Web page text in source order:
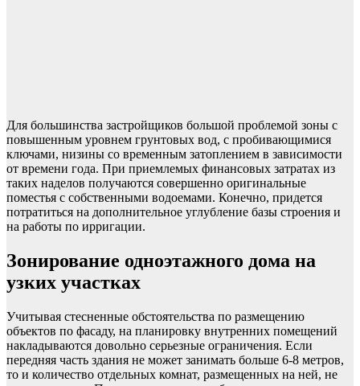
Для большинства застройщиков большой проблемой зоны с
повышенным уровнем грунтовых вод, с пробивающимися
ключами, низины со временным затоплением в зависимости
от времени года. При приемлемых финансовых затратах из
таких наделов получаются совершенно оригинальные
поместья с собственными водоемами. Конечно, придется
потратиться на дополнительное углубление базы строения и
на работы по ирригации.
Зонирование одноэтажного дома на
узких участках
Учитывая стесненные обстоятельства по размещению
объектов по фасаду, на планировку внутренних помещений
накладываются довольно серьезные ограничения. Если
передняя часть здания не может занимать больше 6-8 метров,
то и количество отдельных комнат, размещенных на ней, не